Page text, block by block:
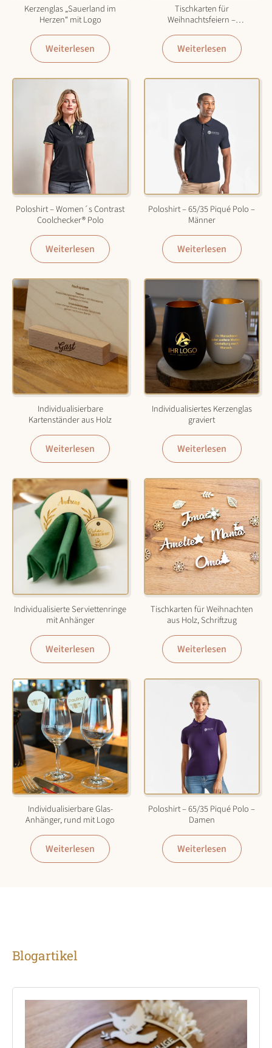
Kerzenglas „Sauerland im
Herzen“ mit Logo
Weiterlesen
Tischkarten für
Weihnachtsfeiern –
Weiterlesen
Poloshirt – Women´s Contrast
Coolchecker® Polo
Weiterlesen
Poloshirt – 65/35 Piqué Polo –
Männer
Weiterlesen
Individualisierbare
Kartenständer aus Holz
Weiterlesen
Individualisiertes Kerzenglas
graviert
Weiterlesen
Individualisierte Serviettenringe
mit Anhänger
Weiterlesen
Tischkarten für Weihnachten
aus Holz, Schriftzug
Weiterlesen
Individualisierbare Glas-
Anhänger, rund mit Logo
Weiterlesen
Poloshirt – 65/35 Piqué Polo –
Damen
Weiterlesen
Blogartikel